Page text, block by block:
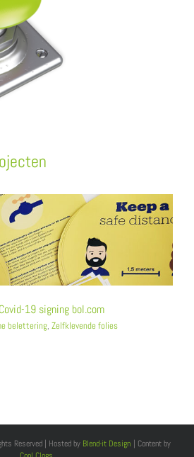
19 signing bol.com
belettering, Zelfklevende folies
Reserved | Hosted by Blend-it Design | Content by